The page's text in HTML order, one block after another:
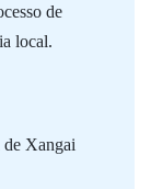
de
local.
de Xangai